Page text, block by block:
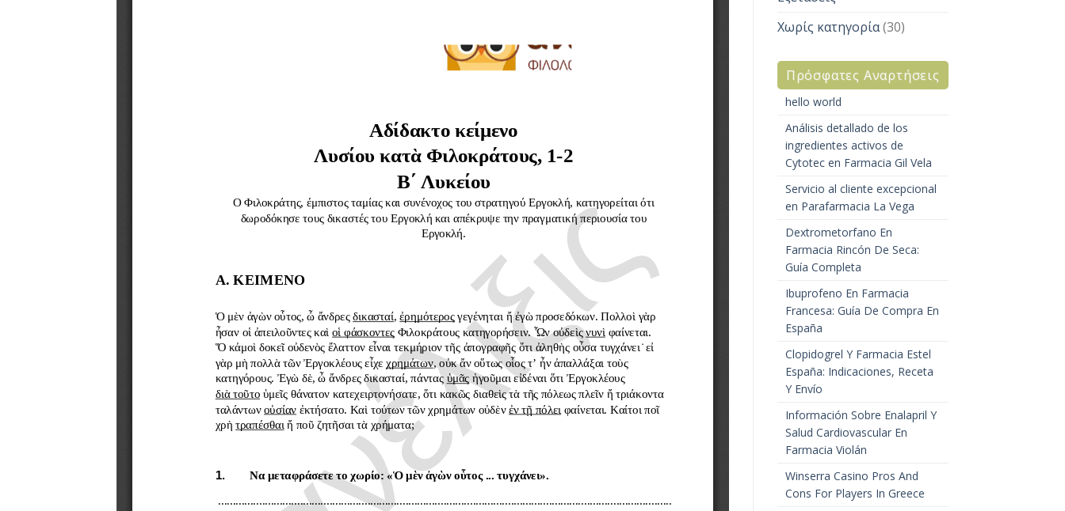
Χωρίς κατηγορία(30)
Πρόσφατες Αναρτήσεις
hello world
Análisis detallado de los
ingredientes activos de
Cytotec en Farmacia Gil Vela
Servicio al cliente excepcional
en Parafarmacia La Vega
Dextrometorfano En
Farmacia Rincón De Seca:
Guía Completa
Ibuprofeno En Farmacia
Francesa: Guía De Compra En
España
Clopidogrel Y Farmacia Estel
España: Indicaciones, Receta
Y Envío
Información Sobre Enalapril Y
Salud Cardiovascular En
Farmacia Violán
Winserra Casino Pros And
Cons For Players In Greece